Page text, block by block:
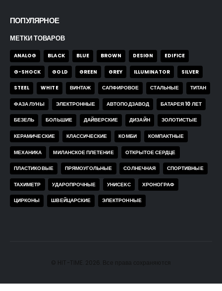
ПОПУЛЯРНОЕ
МЕТКИ ТОВАРОВ
ANALOG BLACK BLUE BROWN DESIGN EDIFICE
G-SHOCK GOLD GREEN GREY ILLUMINATOR SILVER
STEEL WHITE ВИНТАЖ САПФИРОВОЕ СТАЛЬНЫЕ ТИТАН
ФАЗА ЛУНЫ ЭЛЕКТРОННЫЕ АВТОПОДЗАВОД БАТАРЕЯ 10 ЛЕТ
БЕЗЕЛЬ БОЛЬШИЕ ДАЙВЕРСКИЕ ДИЗАЙН ЗОЛОТИСТЫЕ
КЕРАМИЧЕСКИЕ КЛАССИЧЕСКИЕ КОМБИ КОМПАКТНЫЕ
МЕХАНИКА МИЛАНСКОЕ ПЛЕТЕНИЕ ОТКРЫТОЕ СЕРДЦЕ
ПЛАСТИКОВЫЕ ПРЯМОУГОЛЬНЫЕ СОЛНЕЧНАЯ СПОРТИВНЫЕ
ТАХИМЕТР УДАРОПРОЧНЫЕ УНИСЕКС ХРОНОГРАФ
ЦИРКОНЫ ШВЕЙЦАРСКИЕ ЭЛЕКТРОННЫЕ
© HIT-TIME. 2026. Все права сохраняются